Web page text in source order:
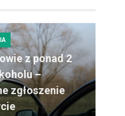
z ponad 2
–
zgłoszenie